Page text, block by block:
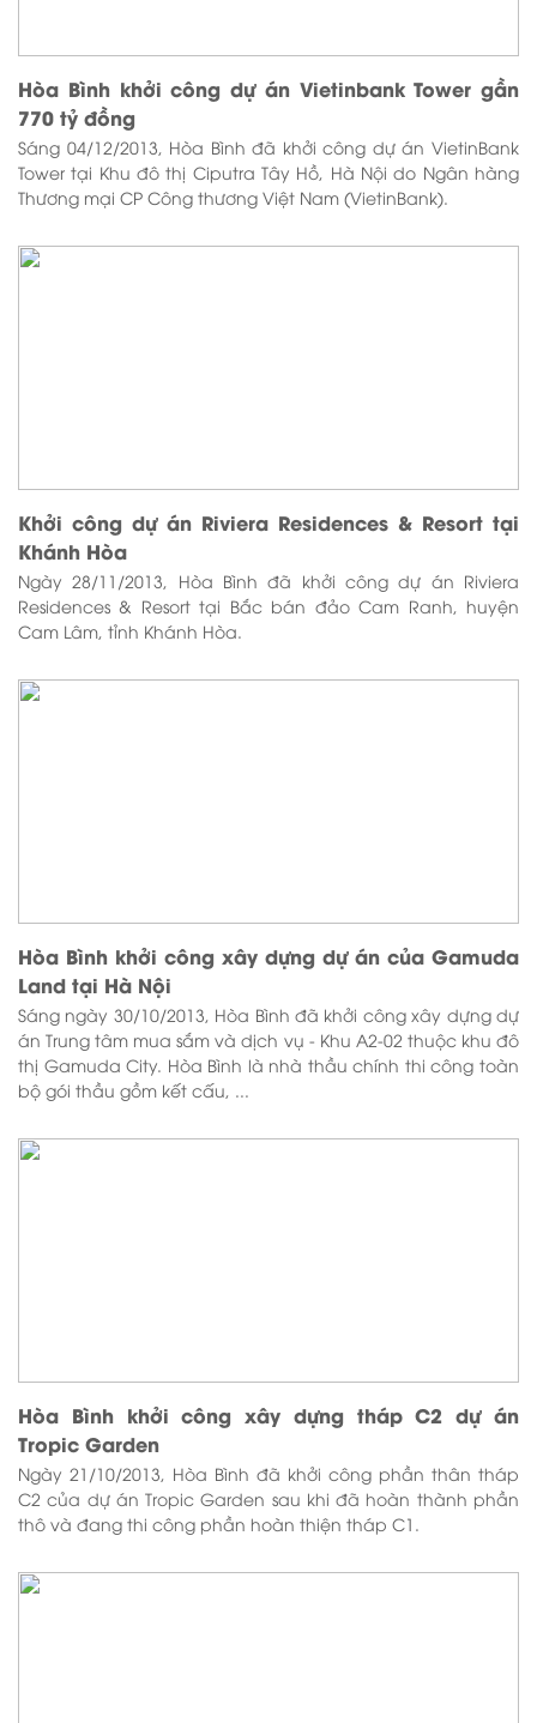
Hòa Bình khởi công dự án Vietinbank Tower gần
770 tỷ đồng
Sáng 04/12/2013, Hòa Bình đã khởi công dự án VietinBank
Tower tại Khu đô thị Ciputra Tây Hồ, Hà Nội do Ngân hàng
Thương mại CP Công thương Việt Nam (VietinBank).
Khởi công dự án Riviera Residences & Resort tại
Khánh Hòa
Ngày 28/11/2013, Hòa Bình đã khởi công dự án Riviera
Residences & Resort tại Bắc bán đảo Cam Ranh, huyện
Cam Lâm, tỉnh Khánh Hòa.
Hòa Bình khởi công xây dựng dự án của Gamuda
Land tại Hà Nội
Sáng ngày 30/10/2013, Hòa Bình đã khởi công xây dựng dự
án Trung tâm mua sắm và dịch vụ - Khu A2-02 thuộc khu đô
thị Gamuda City. Hòa Bình là nhà thầu chính thi công toàn
bộ gói thầu gồm kết cấu, ...
Hòa Bình khởi công xây dựng tháp C2 dự án
Tropic Garden
Ngày 21/10/2013, Hòa Bình đã khởi công phần thân tháp
C2 của dự án Tropic Garden sau khi đã hoàn thành phần
thô và đang thi công phần hoàn thiện tháp C1.